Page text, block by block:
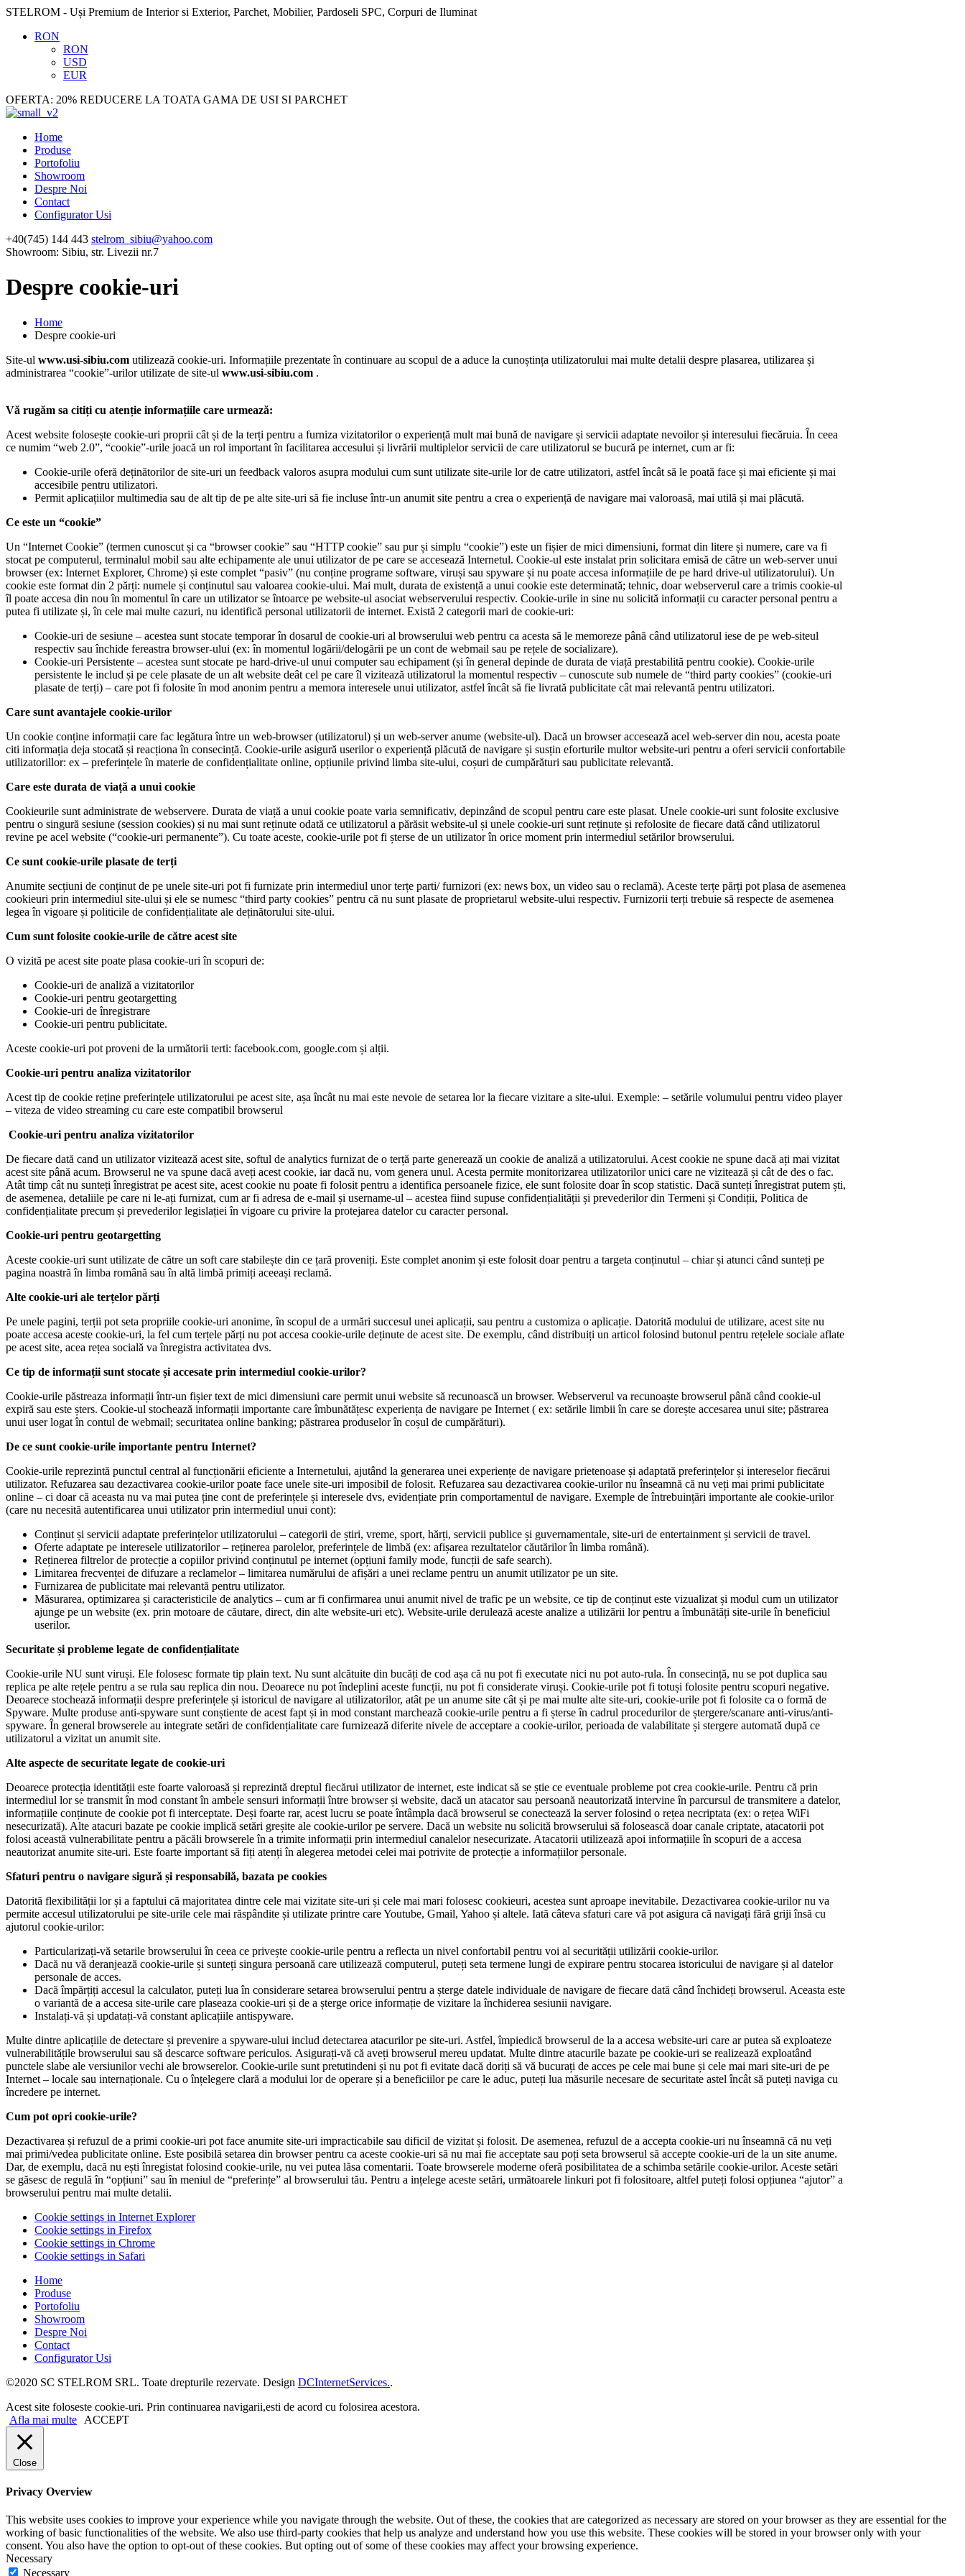
STELROM - Uși Premium de Interior si Exterior, Parchet, Mobilier, Pardoseli SPC, Corpuri de Iluminat
RON
RON
USD
EUR
OFERTA: 20% REDUCERE LA TOATA GAMA DE USI SI PARCHET
Home
Produse
Portofoliu
Showroom
Despre Noi
Contact
Configurator Usi
+40(745) 144 443 stelrom_sibiu@yahoo.com
Showroom: Sibiu, str. Livezii nr.7
Despre cookie-uri
Home
Despre cookie-uri
Site-ul www.usi-sibiu.com utilizează cookie-uri. Informațiile prezentate în continuare au scopul de a aduce la cunoștința utilizatorului mai multe detalii despre plasarea, utilizarea și
administrarea “cookie”-urilor utilizate de site-ul www.usi-sibiu.com .
Vă rugăm sa citiți cu atenție informațiile care urmează:
Acest website folosește cookie-uri proprii cât și de la terți pentru a furniza vizitatorilor o experiență mult mai bună de navigare și servicii adaptate nevoilor și interesului fiecăruia. În ceea
ce numim “web 2.0”, “cookie”-urile joacă un rol important în facilitarea accesului și livrării multiplelor servicii de care utilizatorul se bucură pe internet, cum ar fi:
Cookie-urile oferă deținătorilor de site-uri un feedback valoros asupra modului cum sunt utilizate site-urile lor de catre utilizatori, astfel încât să le poată face și mai eficiente și mai
accesibile pentru utilizatori.
Permit aplicațiilor multimedia sau de alt tip de pe alte site-uri să fie incluse într-un anumit site pentru a crea o experiență de navigare mai valoroasă, mai utilă și mai plăcută.
Ce este un “cookie”
Un “Internet Cookie” (termen cunoscut și ca “browser cookie” sau “HTTP cookie” sau pur și simplu “cookie”) este un fișier de mici dimensiuni, format din litere și numere, care va fi
stocat pe computerul, terminalul mobil sau alte echipamente ale unui utilizator de pe care se accesează Internetul. Cookie-ul este instalat prin solicitara emisă de către un web-server unui
browser (ex: Internet Explorer, Chrome) și este complet “pasiv” (nu conține programe software, viruși sau spyware și nu poate accesa informațiile de pe hard drive-ul utilizatorului). Un
cookie este format din 2 părți: numele și conținutul sau valoarea cookie-ului. Mai mult, durata de existență a unui cookie este determinată; tehnic, doar webserverul care a trimis cookie-ul
îl poate accesa din nou în momentul în care un utilizator se întoarce pe website-ul asociat webserverului respectiv. Cookie-urile in sine nu solicită informații cu caracter personal pentru a
putea fi utilizate și, în cele mai multe cazuri, nu identifică personal utilizatorii de internet. Există 2 categorii mari de cookie-uri:
Cookie-uri de sesiune – acestea sunt stocate temporar în dosarul de cookie-uri al browserului web pentru ca acesta să le memoreze până când utilizatorul iese de pe web-siteul
respectiv sau închide fereastra browser-ului (ex: în momentul logării/delogării pe un cont de webmail sau pe rețele de socializare).
Cookie-uri Persistente – acestea sunt stocate pe hard-drive-ul unui computer sau echipament (și în general depinde de durata de viață prestabilită pentru cookie). Cookie-urile
persistente le includ și pe cele plasate de un alt website deât cel pe care îl vizitează utilizatorul la momentul respectiv – cunoscute sub numele de “third party cookies” (cookie-uri
plasate de terți) – care pot fi folosite în mod anonim pentru a memora interesele unui utilizator, astfel încât să fie livrată publicitate cât mai relevantă pentru utilizatori.
Care sunt avantajele cookie-urilor
Un cookie conține informații care fac legătura între un web-browser (utilizatorul) și un web-server anume (website-ul). Dacă un browser accesează acel web-server din nou, acesta poate
citi informația deja stocată și reacționa în consecință. Cookie-urile asigură userilor o experiență plăcută de navigare și susțin eforturile multor website-uri pentru a oferi servicii confortabile
utilizatorillor: ex – preferințele în materie de confidențialitate online, opțiunile privind limba site-ului, coșuri de cumpărături sau publicitate relevantă.
Care este durata de viață a unui cookie
Cookieurile sunt administrate de webservere. Durata de viață a unui cookie poate varia semnificativ, depinzând de scopul pentru care este plasat. Unele cookie-uri sunt folosite exclusive
pentru o singură sesiune (session cookies) și nu mai sunt reținute odată ce utilizatorul a părăsit website-ul și unele cookie-uri sunt reținute și refolosite de fiecare dată când utilizatorul
revine pe acel website (“cookie-uri permanente”). Cu toate aceste, cookie-urile pot fi șterse de un utilizator în orice moment prin intermediul setărilor browserului.
Ce sunt cookie-urile plasate de terți
Anumite secțiuni de conținut de pe unele site-uri pot fi furnizate prin intermediul unor terțe parti/ furnizori (ex: news box, un video sau o reclamă). Aceste terțe părți pot plasa de asemenea
cookieuri prin intermediul site-ului și ele se numesc “third party cookies” pentru că nu sunt plasate de proprietarul website-ului respectiv. Furnizorii terți trebuie să respecte de asemenea
legea în vigoare și politicile de confidențialitate ale deținătorului site-ului.
Cum sunt folosite cookie-urile de către acest site
O vizită pe acest site poate plasa cookie-uri în scopuri de:
Cookie-uri de analiză a vizitatorilor
Cookie-uri pentru geotargetting
Cookie-uri de înregistrare
Cookie-uri pentru publicitate.
Aceste cookie-uri pot proveni de la următorii terti: facebook.com, google.com și alții.
Cookie-uri pentru analiza vizitatorilor
Acest tip de cookie reține preferințele utilizatorului pe acest site, așa încât nu mai este nevoie de setarea lor la fiecare vizitare a site-ului. Exemple: – setările volumului pentru video player
– viteza de video streaming cu care este compatibil browserul
Cookie-uri pentru analiza vizitatorilor
De fiecare dată cand un utilizator vizitează acest site, softul de analytics furnizat de o terță parte generează un cookie de analiză a utilizatorului. Acest cookie ne spune dacă ați mai vizitat
acest site până acum. Browserul ne va spune dacă aveți acest cookie, iar dacă nu, vom genera unul. Acesta permite monitorizarea utilizatorilor unici care ne vizitează și cât de des o fac.
Atât timp cât nu sunteți înregistrat pe acest site, acest cookie nu poate fi folosit pentru a identifica persoanele fizice, ele sunt folosite doar în scop statistic. Dacă sunteți înregistrat putem ști,
de asemenea, detaliile pe care ni le-ați furnizat, cum ar fi adresa de e-mail și username-ul – acestea fiind supuse confidențialității și prevederilor din Termeni și Condiții, Politica de
confidențialitate precum și prevederilor legislației în vigoare cu privire la protejarea datelor cu caracter personal.
Cookie-uri pentru geotargetting
Aceste cookie-uri sunt utilizate de către un soft care stabilește din ce țară proveniți. Este complet anonim și este folosit doar pentru a targeta conținutul – chiar și atunci când sunteți pe
pagina noastră în limba română sau în altă limbă primiți aceeași reclamă.
Alte cookie-uri ale terțelor părți
Pe unele pagini, terții pot seta propriile cookie-uri anonime, în scopul de a urmări succesul unei aplicații, sau pentru a customiza o aplicație. Datorită modului de utilizare, acest site nu
poate accesa aceste cookie-uri, la fel cum terțele părți nu pot accesa cookie-urile deținute de acest site. De exemplu, când distribuiți un articol folosind butonul pentru rețelele sociale aflate
pe acest site, acea rețea socială va înregistra activitatea dvs.
Ce tip de informații sunt stocate și accesate prin intermediul cookie-urilor?
Cookie-urile păstreaza informații într-un fișier text de mici dimensiuni care permit unui website să recunoască un browser. Webserverul va recunoaște browserul până când cookie-ul
expiră sau este șters. Cookie-ul stochează informații importante care îmbunătățesc experiența de navigare pe Internet ( ex: setările limbii în care se dorește accesarea unui site; păstrarea
unui user logat în contul de webmail; securitatea online banking; păstrarea produselor în coșul de cumpărături).
De ce sunt cookie-urile importante pentru Internet?
Cookie-urile reprezintă punctul central al funcționării eficiente a Internetului, ajutând la generarea unei experiențe de navigare prietenoase și adaptată preferințelor și intereselor fiecărui
utilizator. Refuzarea sau dezactivarea cookie-urilor poate face unele site-uri imposibil de folosit. Refuzarea sau dezactivarea cookie-urilor nu înseamnă că nu veți mai primi publicitate
online – ci doar că aceasta nu va mai putea ține cont de preferințele și interesele dvs, evidențiate prin comportamentul de navigare. Exemple de întrebuințări importante ale cookie-urilor
(care nu necesită autentificarea unui utilizator prin intermediul unui cont):
Conținut și servicii adaptate preferințelor utilizatorului – categorii de știri, vreme, sport, hărți, servicii publice și guvernamentale, site-uri de entertainment și servicii de travel.
Oferte adaptate pe interesele utilizatorilor – reținerea parolelor, preferințele de limbă (ex: afișarea rezultatelor căutărilor în limba română).
Reținerea filtrelor de protecție a copiilor privind conținutul pe internet (opțiuni family mode, funcții de safe search).
Limitarea frecvenței de difuzare a reclamelor – limitarea numărului de afișări a unei reclame pentru un anumit utilizator pe un site.
Furnizarea de publicitate mai relevantă pentru utilizator.
Măsurarea, optimizarea și caracteristicile de analytics – cum ar fi confirmarea unui anumit nivel de trafic pe un website, ce tip de conținut este vizualizat și modul cum un utilizator
ajunge pe un website (ex. prin motoare de căutare, direct, din alte website-uri etc). Website-urile derulează aceste analize a utilizării lor pentru a îmbunătăți site-urile în beneficiul
userilor.
Securitate și probleme legate de confidențialitate
Cookie-urile NU sunt viruși. Ele folosesc formate tip plain text. Nu sunt alcătuite din bucăți de cod așa că nu pot fi executate nici nu pot auto-rula. În consecință, nu se pot duplica sau
replica pe alte rețele pentru a se rula sau replica din nou. Deoarece nu pot îndeplini aceste funcții, nu pot fi considerate viruși. Cookie-urile pot fi totuși folosite pentru scopuri negative.
Deoarece stochează informații despre preferințele și istoricul de navigare al utilizatorilor, atât pe un anume site cât și pe mai multe alte site-uri, cookie-urile pot fi folosite ca o formă de
Spyware. Multe produse anti-spyware sunt conștiente de acest fapt și in mod constant marchează cookie-urile pentru a fi șterse în cadrul procedurilor de ștergere/scanare anti-virus/anti-
spyware. În general browserele au integrate setări de confidențialitate care furnizează diferite nivele de acceptare a cookie-urilor, perioada de valabilitate și stergere automată după ce
utilizatorul a vizitat un anumit site.
Alte aspecte de securitate legate de cookie-uri
Deoarece protecția identității este foarte valoroasă și reprezintă dreptul fiecărui utilizator de internet, este indicat să se știe ce eventuale probleme pot crea cookie-urile. Pentru că prin
intermediul lor se transmit în mod constant în ambele sensuri informații între browser și website, dacă un atacator sau persoană neautorizată intervine în parcursul de transmitere a datelor,
informațiile conținute de cookie pot fi interceptate. Deși foarte rar, acest lucru se poate întâmpla dacă browserul se conectează la server folosind o rețea necriptata (ex: o rețea WiFi
nesecurizată). Alte atacuri bazate pe cookie implică setări greșite ale cookie-urilor pe servere. Dacă un website nu solicită browserului să folosească doar canale criptate, atacatorii pot
folosi această vulnerabilitate pentru a păcăli browserele în a trimite informații prin intermediul canalelor nesecurizate. Atacatorii utilizează apoi informațiile în scopuri de a accesa
neautorizat anumite site-uri. Este foarte important să fiți atenți în alegerea metodei celei mai potrivite de protecție a informațiilor personale.
Sfaturi pentru o navigare sigură și responsabilă, bazata pe cookies
Datorită flexibilității lor și a faptului că majoritatea dintre cele mai vizitate site-uri și cele mai mari folosesc cookieuri, acestea sunt aproape inevitabile. Dezactivarea cookie-urilor nu va
permite accesul utilizatorului pe site-urile cele mai răspândite și utilizate printre care Youtube, Gmail, Yahoo și altele. Iată câteva sfaturi care vă pot asigura că navigați fără griji însă cu
ajutorul cookie-urilor:
Particularizați-vă setarile browserului în ceea ce privește cookie-urile pentru a reflecta un nivel confortabil pentru voi al securității utilizării cookie-urilor.
Dacă nu vă deranjează cookie-urile și sunteți singura persoană care utilizează computerul, puteți seta termene lungi de expirare pentru stocarea istoricului de navigare și al datelor
personale de acces.
Dacă împărțiți accesul la calculator, puteți lua în considerare setarea browserului pentru a șterge datele individuale de navigare de fiecare dată când închideți browserul. Aceasta este
o variantă de a accesa site-urile care plaseaza cookie-uri și de a șterge orice informație de vizitare la închiderea sesiunii navigare.
Instalați-vă și updatați-vă constant aplicațiile antispyware.
Multe dintre aplicațiile de detectare și prevenire a spyware-ului includ detectarea atacurilor pe site-uri. Astfel, împiedică browserul de la a accesa website-uri care ar putea să exploateze
vulnerabilitățile browserului sau să descarce software periculos. Asigurați-vă că aveți browserul mereu updatat. Multe dintre atacurile bazate pe cookie-uri se realizează exploatând
punctele slabe ale versiunilor vechi ale browserelor. Cookie-urile sunt pretutindeni și nu pot fi evitate dacă doriți să vă bucurați de acces pe cele mai bune și cele mai mari site-uri de pe
Internet – locale sau internaționale. Cu o înțelegere clară a modului lor de operare și a beneficiilor pe care le aduc, puteți lua măsurile necesare de securitate astel încât să puteți naviga cu
încredere pe internet.
Cum pot opri cookie-urile?
Dezactivarea și refuzul de a primi cookie-uri pot face anumite site-uri impracticabile sau dificil de vizitat și folosit. De asemenea, refuzul de a accepta cookie-uri nu înseamnă că nu veți
mai primi/vedea publicitate online. Este posibilă setarea din browser pentru ca aceste cookie-uri să nu mai fie acceptate sau poți seta browserul să accepte cookie-uri de la un site anume.
Dar, de exemplu, dacă nu ești înregistat folosind cookie-urile, nu vei putea lăsa comentarii. Toate browserele moderne oferă posibilitatea de a schimba setările cookie-urilor. Aceste setări
se găsesc de regulă în “opțiuni” sau în meniul de “preferințe” al browserului tău. Pentru a ințelege aceste setări, următoarele linkuri pot fi folositoare, altfel puteți folosi opțiunea “ajutor” a
browserului pentru mai multe detalii.
Cookie settings in Internet Explorer
Cookie settings in Firefox
Cookie settings in Chrome
Cookie settings in Safari
Home
Produse
Portofoliu
Showroom
Despre Noi
Contact
Configurator Usi
©2020 SC STELROM SRL. Toate drepturile rezervate. Design DCInternetServices..
Acest site foloseste cookie-uri. Prin continuarea navigarii,esti de acord cu folosirea acestora.
Afla mai multe
ACCEPT
Close
Privacy Overview
This website uses cookies to improve your experience while you navigate through the website. Out of these, the cookies that are categorized as necessary are stored on your browser as they are essential for the
working of basic functionalities of the website. We also use third-party cookies that help us analyze and understand how you use this website. These cookies will be stored in your browser only with your
consent. You also have the option to opt-out of these cookies. But opting out of some of these cookies may affect your browsing experience.
Necessary
Necessary